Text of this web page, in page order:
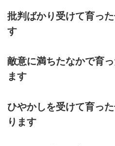
批判ばかり受けて育っ
す
敵意に満ちたなかで育
ます
ひやかしを受けて育っ
ります